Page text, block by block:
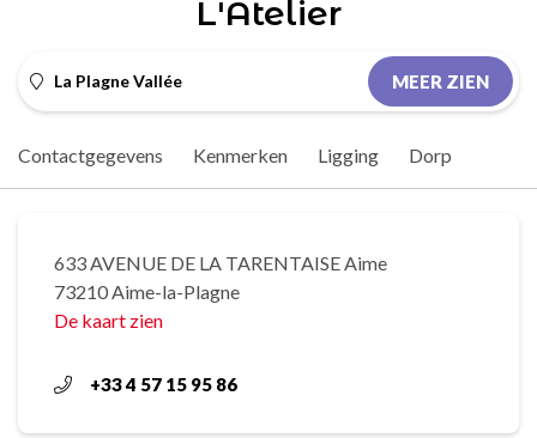
L'Atelier
La Plagne Vallée MEER ZIEN
Contactgegevens Kenmerken Ligging Dorp
633 AVENUE DE LA TARENTAISE Aime
73210 Aime-la-Plagne
De kaart zien
+33 4 57 15 95 86